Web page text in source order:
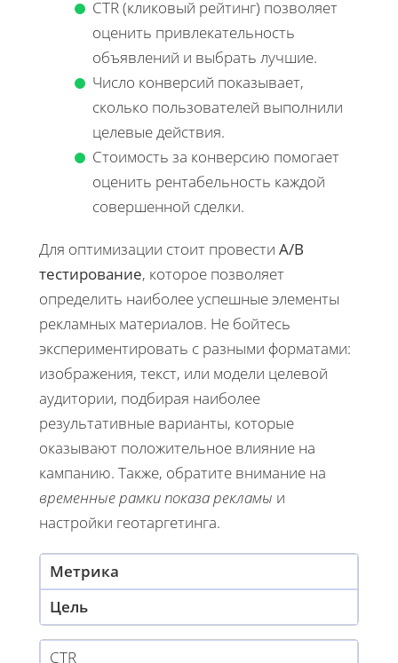
CTR (кликовый рейтинг) позволяет
оценить привлекательность
объявлений и выбрать лучшие.
Число конверсий показывает,
сколько пользователей выполнили
целевые действия.
Стоимость за конверсию помогает
оценить рентабельность каждой
совершенной сделки.
Для оптимизации стоит провести А/B
тестирование, которое позволяет
определить наиболее успешные элементы
рекламных материалов. Не бойтесь
экспериментировать с разными форматами:
изображения, текст, или модели целевой
аудитории, подбирая наиболее
результативные варианты, которые
оказывают положительное влияние на
кампанию. Также, обратите внимание на
временные рамки показа рекламы и
настройки геотаргетинга.
Метрика
Цель
CTR